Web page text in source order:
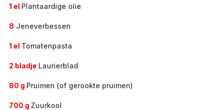
1 el Plantaardige olie
8 Jeneverbessen
1 el Tomatenpasta
2 bladje Laurierblad
80 g Pruimen (of gerookte pruimen)
700 g Zuurkool